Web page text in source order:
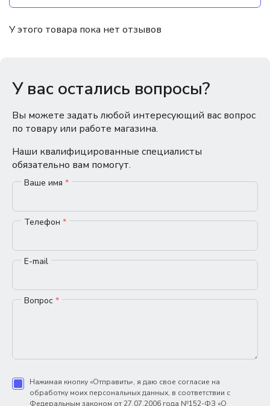
У этого товара пока нет отзывов
У вас остались вопросы?
Вы можете задать любой интересующий вас вопрос
по товару или работе магазина.
Наши квалифицированные специалисты
обязательно вам помогут.
Ваше имя *
Телефон *
E-mail
Вопрос *
Нажимая кнопку «Отправить», я даю свое согласие на
обработку моих персональных данных, в соответствии с
Федеральным законом от 27.07.2006 года №152-ФЗ «О